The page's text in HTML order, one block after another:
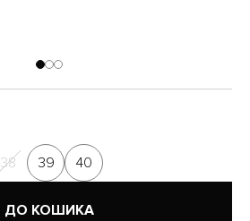
38 39 40
ДО КОШИКА